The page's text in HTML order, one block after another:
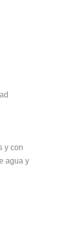
y con
agua y